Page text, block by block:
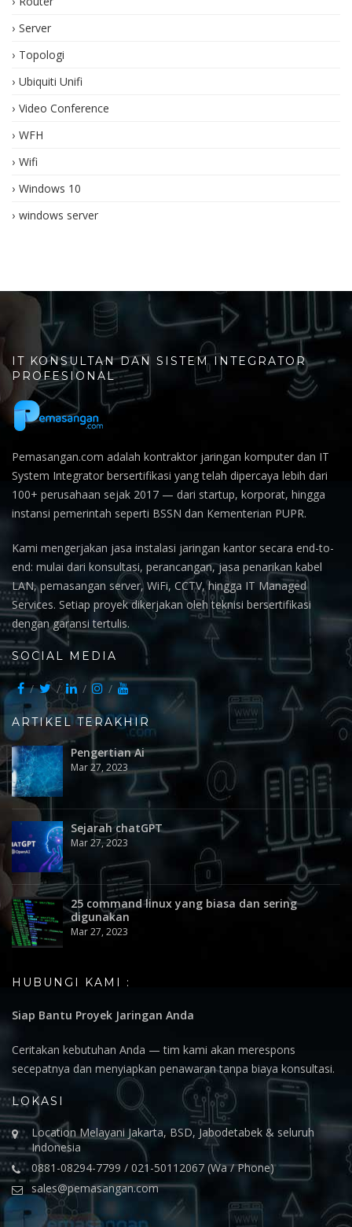
Server
Topologi
Ubiquiti Unifi
Video Conference
WFH
Wifi
Windows 10
windows server
IT KONSULTAN DAN SISTEM INTEGRATOR
PROFESIONAL
Pemasangan.com adalah kontraktor jaringan komputer dan IT
System Integrator bersertifikasi yang telah dipercaya lebih dari
100+ perusahaan sejak 2017 — dari startup, korporat, hingga
instansi pemerintah seperti BSSN dan Kementerian PUPR.
Kami mengerjakan jasa instalasi jaringan kantor secara end-to-
end: mulai dari konsultasi, perancangan, jasa penarikan kabel
LAN, pemasangan server, WiFi, CCTV, hingga IT Managed
Services. Setiap proyek dikerjakan oleh teknisi bersertifikasi
dengan garansi tertulis.
SOCIAL MEDIA
ARTIKEL TERAKHIR
Pengertian Ai
Mar 27, 2023
Sejarah chatGPT
Mar 27, 2023
25 command linux yang biasa dan sering
digunakan
Mar 27, 2023
HUBUNGI KAMI :
Siap Bantu Proyek Jaringan Anda
Ceritakan kebutuhan Anda — tim kami akan merespons
secepatnya dan menyiapkan penawaran tanpa biaya konsultasi.
LOKASI
Location Melayani Jakarta, BSD, Jabodetabek & seluruh
Indonesia
0881-08294-7799 / 021-50112067 (Wa / Phone)
sales@pemasangan.com